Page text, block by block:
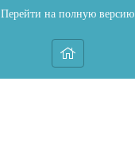
Перейти на полную версию